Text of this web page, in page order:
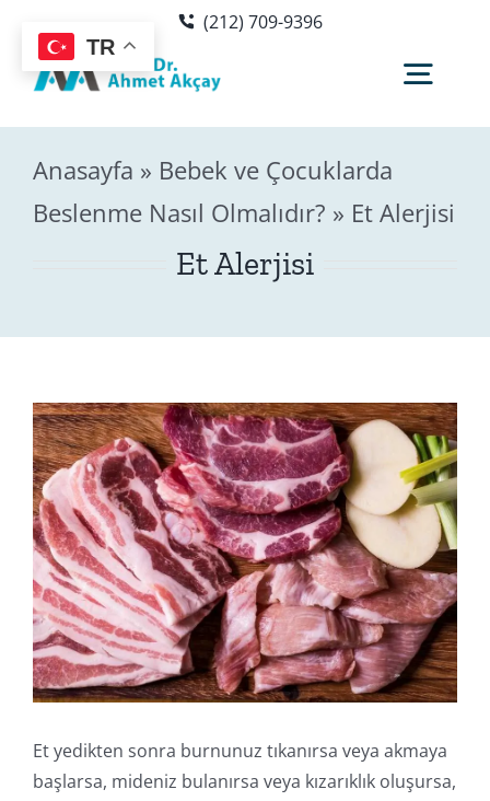
content
(212) 709-9396
Hakkımda
Sağlık Rehberi
Blog
Editör
İletişim
Online İşlemler
Anasayfa » Bebek ve Çocuklarda
Beslenme Nasıl Olmalıdır? » Et Alerjisi
Et Alerjisi
Et yedikten sonra burnunuz tıkanırsa veya akmaya
başlarsa, mideniz bulanırsa veya kızarıklık oluşursa,
TR